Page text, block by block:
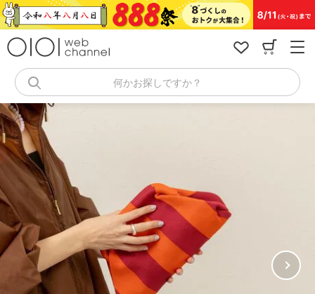
コ
ン
キ
ッ
プ
何かお探しですか？